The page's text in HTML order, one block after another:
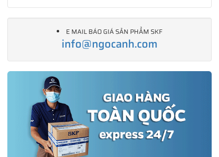
E MAIL BÁO GIÁ SẢN PHẨM SKF
info@ngocanh.com